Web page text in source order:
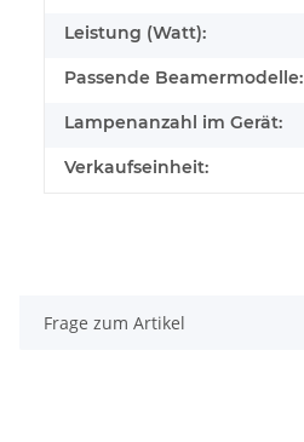
Leistung (Watt):
Passende Beamermodelle:
Lampenanzahl im Gerät:
Verkaufseinheit:
Frage zum Artikel